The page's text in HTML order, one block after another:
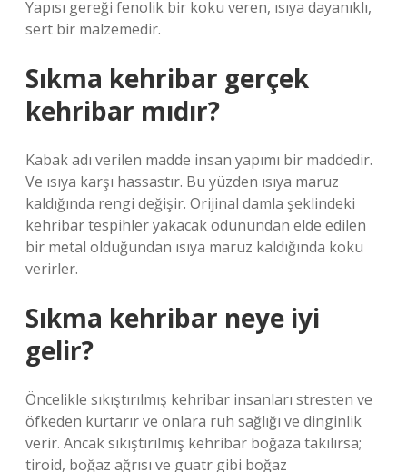
Yapısı gereği fenolik bir koku veren, ısıya dayanıklı,
sert bir malzemedir.
Sıkma kehribar gerçek
kehribar mıdır?
Kabak adı verilen madde insan yapımı bir maddedir.
Ve ısıya karşı hassastır. Bu yüzden ısıya maruz
kaldığında rengi değişir. Orijinal damla şeklindeki
kehribar tespihler yakacak odunundan elde edilen
bir metal olduğundan ısıya maruz kaldığında koku
verirler.
Sıkma kehribar neye iyi
gelir?
Öncelikle sıkıştırılmış kehribar insanları stresten ve
öfkeden kurtarır ve onlara ruh sağlığı ve dinginlik
verir. Ancak sıkıştırılmış kehribar boğaza takılırsa;
tiroid, boğaz ağrısı ve guatr gibi boğaz